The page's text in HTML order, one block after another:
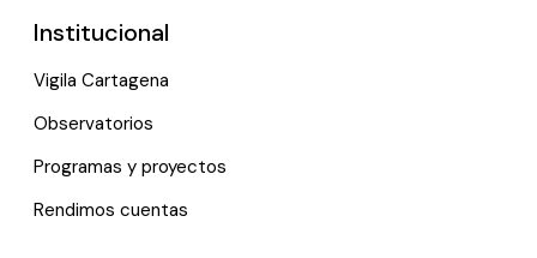
Institucional
Vigila Cartagena
Observatorios
Programas y proyectos
Rendimos cuentas